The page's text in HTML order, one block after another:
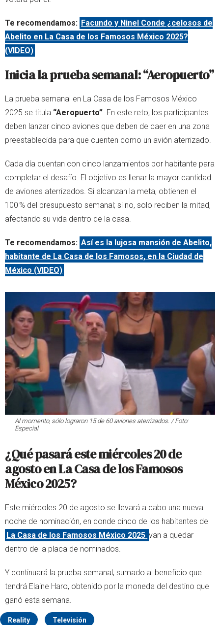
Te recomendamos: Facundo y Ninel Conde ¿celosos de
Abelito en La Casa de los Famosos México 2025?
(VIDEO)
Inicia la prueba semanal: “Aeropuerto”
La prueba semanal en La Casa de los Famosos México
2025 se titula “Aeropuerto” . En este reto, los participantes
deben lanzar cinco aviones que deben de caer en una zona
preestablecida para que cuenten como un avión aterrizado.
Cada día cuentan con cinco lanzamientos por habitante para
completar el desafío. El objetivo es llenar la mayor cantidad
de aviones aterrizados. Si alcanzan la meta, obtienen el
100 % del presupuesto semanal; si no, solo reciben la mitad,
afectando su vida dentro de la casa.
Te recomendamos: Así es la lujosa mansión de Abelito,
habitante de La Casa de los Famosos, en la Ciudad de
México (VIDEO)
Al momento, sólo lograron 15 de 60 aviones aterrizados. / Foto:
Especial
¿Qué pasará este miércoles 20 de
agosto en La Casa de los Famosos
México 2025?
Este miércoles 20 de agosto se llevará a cabo una nueva
noche de nominación, en donde cinco de los habitantes de
La Casa de los Famosos México 2025 van a quedar
dentro de la placa de nominados.
Y continuará la prueba semanal, sumado al beneficio que
tendrá Elaine Haro, obtenido por la moneda del destino que
ganó esta semana.
Reality Televisión